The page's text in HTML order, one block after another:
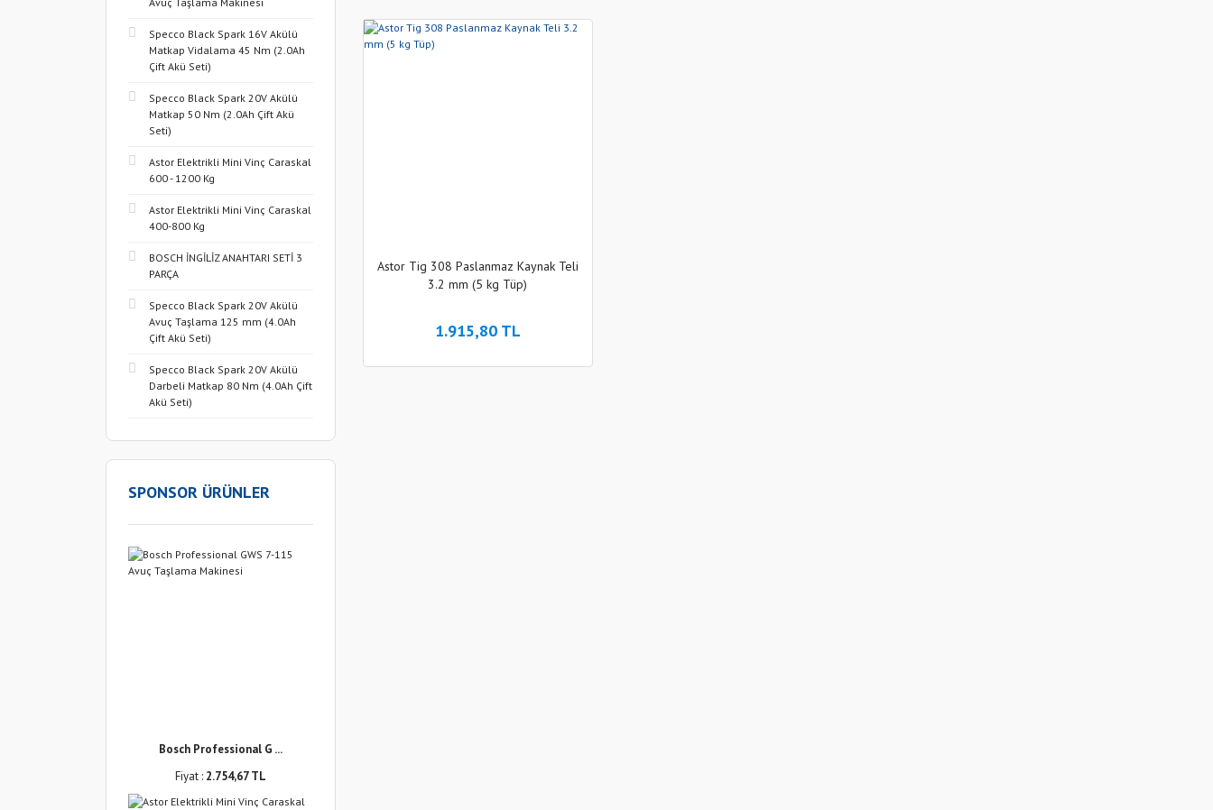
Specco Black Spark 16V Akülü
Matkap Vidalama 45 Nm (2.0Ah
Çift Akü Seti)
Specco Black Spark 20V Akülü
Matkap 50 Nm (2.0Ah Çift Akü
Seti)
Astor Elektrikli Mini Vinç Caraskal
600 - 1200 Kg
Astor Elektrikli Mini Vinç Caraskal
400-800 Kg
BOSCH İNGİLİZ ANAHTARI SETİ 3
PARÇA
Specco Black Spark 20V Akülü
Avuç Taşlama 125 mm (4.0Ah
Çift Akü Seti)
Specco Black Spark 20V Akülü
Darbeli Matkap 80 Nm (4.0Ah Çift
Akü Seti)
SPONSOR ÜRÜNLER
Bosch Professional G ...
Fiyat : 2.754,67 TL
Astor Tig 308 Paslanmaz Kaynak Teli
3.2 mm (5 kg Tüp)
1.915,80 TL